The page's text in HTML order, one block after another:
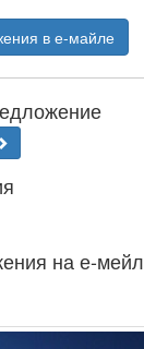
в е-майле
на е-мейл